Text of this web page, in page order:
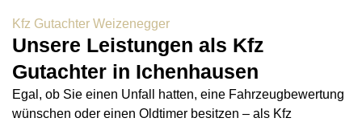
Kfz Gutachter Weizenegger
Unsere Leistungen als Kfz
Gutachter in Ichenhausen
Egal, ob Sie einen Unfall hatten, eine Fahrzeugbewertung
wünschen oder einen Oldtimer besitzen – als Kfz